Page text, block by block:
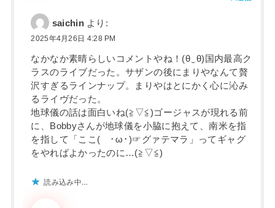
saichin より:
2025年4月26日 4:28 PM
なかなか素晴らしいコメントやね！(⁠θ⁠‿⁠θ⁠)国内最高ク
ラスのライブだった。サザンの後にまりやなんて贅
沢すぎるラインナップ。まりやはとにかく心に沁み
るライヴだった。
地球儀の話は面白いね(⁠≧⁠▽⁠≦⁠)ゴージャスが現れる前
に、Bobbyさんが地球儀を小脇に抱えて、南米を指
を指して「ここ(⁠ ⁠･⁠ω⁠･⁠)⁠☞グァテマラ」ってギャグ
をやればよかったのに…(⁠≧⁠▽⁠≦⁠)
読み込み中…